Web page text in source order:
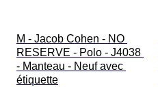
M - Jacob Cohen - NO
RESERVE - Polo - J4038
- Manteau - Neuf avec
étiquette